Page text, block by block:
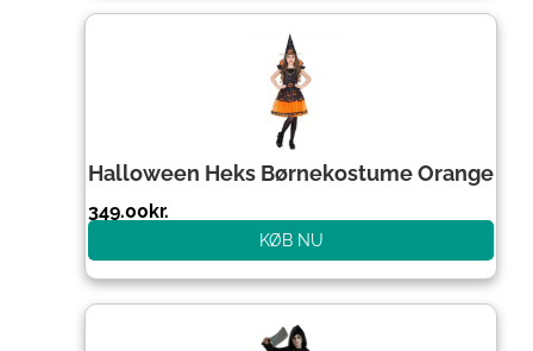
Halloween Heks Børnekostume Orange
349.00kr.
KØB NU